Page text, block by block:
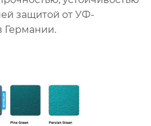
защитой от УФ-
Германии.